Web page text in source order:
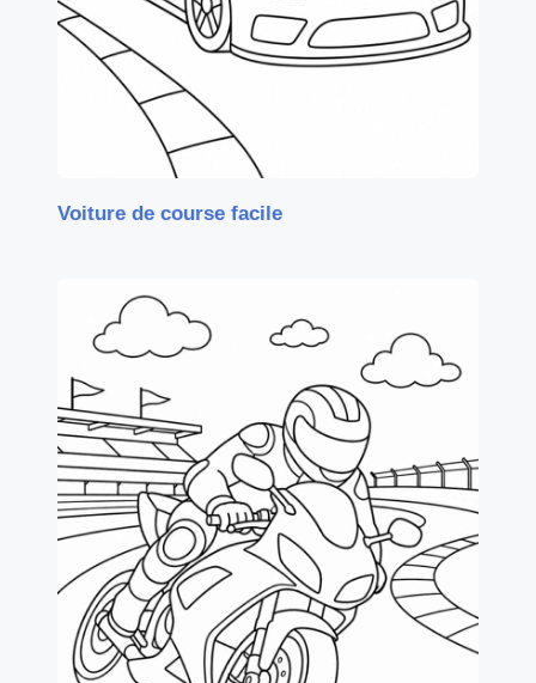
Voiture de course facile